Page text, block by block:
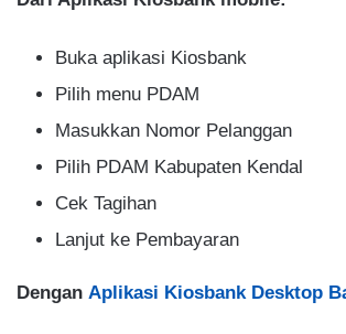
Buka aplikasi Kiosbank
Pilih menu PDAM
Masukkan Nomor Pelanggan
Pilih PDAM Kabupaten Kendal
Cek Tagihan
Lanjut ke Pembayaran
Dengan Aplikasi Kiosbank Desktop